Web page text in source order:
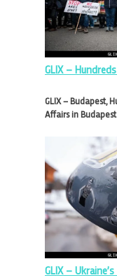
GLIX –
GLIX – Budapest,
Affairs in
GLIX –